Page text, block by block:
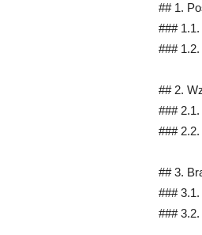
## 1.
###
###
## 2.
###
###
## 3.
###
###